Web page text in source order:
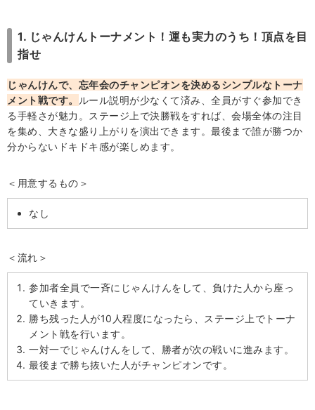
1. じゃんけんトーナメント！運も実力のうち！頂点を目
指せ
じゃんけんで、忘年会のチャンピオンを決めるシンプルなトーナ
メント戦です。
ルール説明が少なくて済み、全員がすぐ参加でき
る手軽さが魅力。ステージ上で決勝戦をすれば、会場全体の注目
を集め、大きな盛り上がりを演出できます。最後まで誰が勝つか
分からないドキドキ感が楽しめます。
＜用意するもの＞
なし
＜流れ＞
参加者全員で一斉にじゃんけんをして、負けた人から座っ
ていきます。
勝ち残った人が10人程度になったら、ステージ上でトーナ
メント戦を行います。
一対一でじゃんけんをして、勝者が次の戦いに進みます。
最後まで勝ち抜いた人がチャンピオンです。